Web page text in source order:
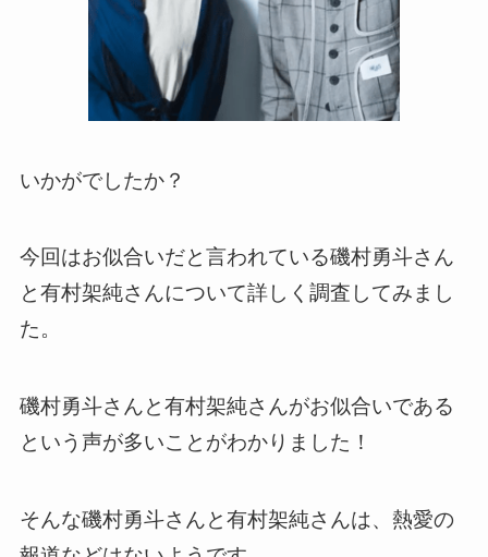
いかがでしたか？
今回はお似合いだと言われている磯村勇斗さん
と有村架純さんについて詳しく調査してみまし
た。
磯村勇斗さんと有村架純さんがお似合いである
という声が多いことがわかりました！
そんな磯村勇斗さんと有村架純さんは、熱愛の